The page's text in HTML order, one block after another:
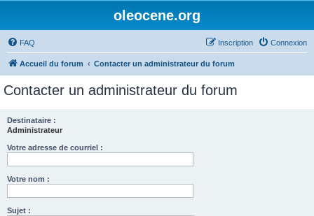
oleocene.org
FAQ Connexion
Inscription
Accueil du forum Contacter un administrateur du forum
Contacter un administrateur du forum
Destinataire :
Administrateur
Votre adresse de courriel :
Votre nom :
Sujet :